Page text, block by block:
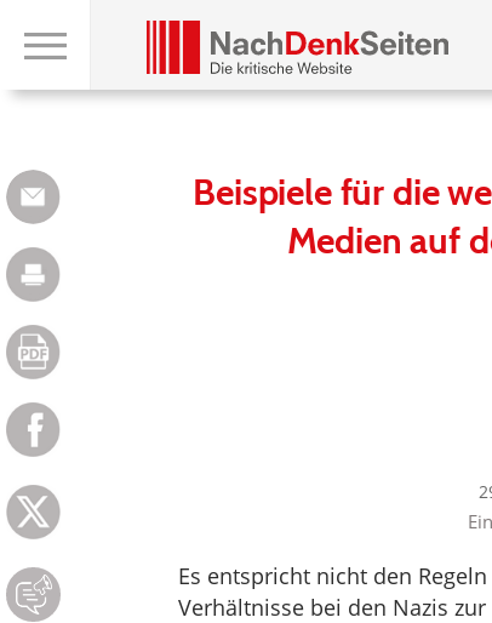
Beispiele für die
Medien auf
Es entspricht nicht den
Verhältnisse bei den Nazis